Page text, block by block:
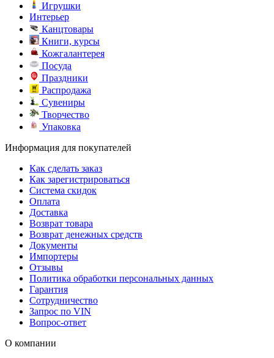
Игрушки
Интерьер
Канцтовары
Книги, курсы
Кожгалантерея
Посуда
Праздники
Распродажа
Сувениры
Творчество
Упаковка
Информация для покупателей
Как сделать заказ
Как зарегистрироваться
Система скидок
Оплата
Доставка
Возврат товара
Возврат денежных средств
Документы
Импортеры
Отзывы
Политика обработки персональных данных
Гарантия
Сотрудничество
Запрос по VIN
Вопрос-ответ
О компании